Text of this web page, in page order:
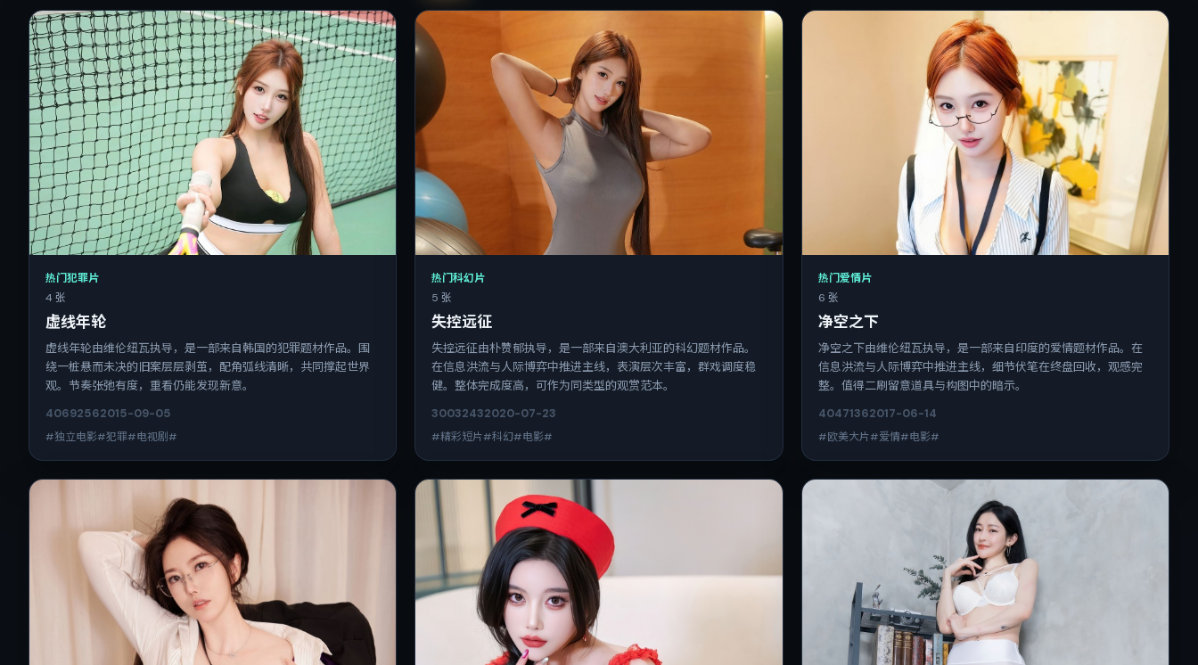
热门犯罪片
4 张
虚线年轮
虚线年轮由维伦纽瓦执导，是一部来自韩国的犯罪题材作品。围
绕一桩悬而未决的旧案层层剥茧，配角弧线清晰，共同撑起世界
观。节奏张弛有度，重看仍能发现新意。
40692562015-09-05
#独立电影#犯罪#电视剧#
热门科幻片
5 张
失控远征
失控远征由朴赞郁执导，是一部来自澳大利亚的科幻题材作品。
在信息洪流与人际博弈中推进主线，表演层次丰富，群戏调度稳
健。整体完成度高，可作为同类型的观赏范本。
30032432020-07-23
#精彩短片#科幻#电影#
热门爱情片
6 张
净空之下
净空之下由维伦纽瓦执导，是一部来自印度的爱情题材作品。在
信息洪流与人际博弈中推进主线，细节伏笔在终盘回收，观感完
整。值得二刷留意道具与构图中的暗示。
40471362017-06-14
#欧美大片#爱情#电影#